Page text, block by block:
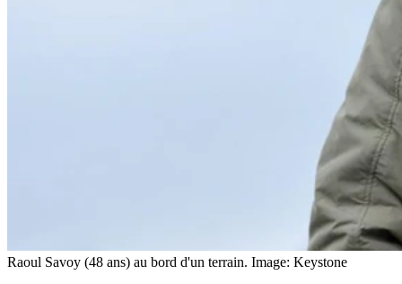
Raoul Savoy (48 ans) au bord d'un terrain. Image: Keystone